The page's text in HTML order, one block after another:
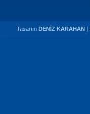
Tasarım DENİZ KARAHAN|